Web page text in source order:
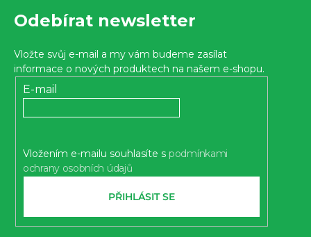
Odebírat newsletter
Vložte svůj e-mail a my vám budeme zasílat
informace o nových produktech na našem e-shopu.
E-mail
Vložením e-mailu souhlasíte s podmínkami
ochrany osobních údajů
PŘIHLÁSIT SE